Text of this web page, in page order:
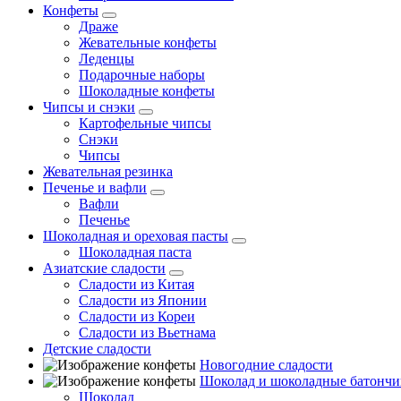
Конфеты
Драже
Жевательные конфеты
Леденцы
Подарочные наборы
Шоколадные конфеты
Чипсы и снэки
Картофельные чипсы
Снэки
Чипсы
Жевательная резинка
Печенье и вафли
Вафли
Печенье
Шоколадная и ореховая пасты
Шоколадная паста
Азиатские сладости
Сладости из Китая
Сладости из Японии
Сладости из Кореи
Сладости из Вьетнама
Детские сладости
Новогодние сладости
Шоколад и шоколадные
Шоколад